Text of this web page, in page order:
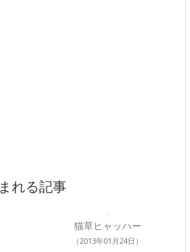
れる記事
猫草ヒャッハー
（2013年01月24日）